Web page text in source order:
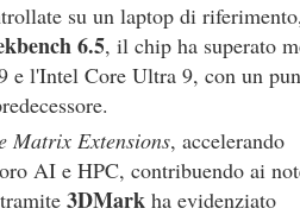
su un laptop di
6.5, il chip ha superato
e l'Intel Core Ultra 9, con un
Matrix Extensions, accelerando
AI e HPC, contribuendo ai
3DMark ha evidenziato